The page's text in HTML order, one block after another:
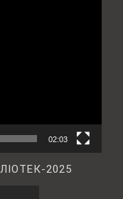
02:03
2025